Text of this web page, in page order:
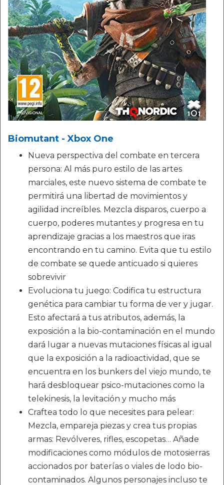
Biomutant - Xbox One
Nueva perspectiva del combate en tercera
persona: Al más puro estilo de las artes
marciales, este nuevo sistema de combate te
permitirá una libertad de movimientos y
agilidad increíbles. Mezcla disparos, cuerpo a
cuerpo, poderes mutantes y progresa en tu
aprendizaje gracias a los maestros que iras
encontrando en tu camino. Evita que tu estilo
de combate se quede anticuado si quieres
sobrevivir
Evoluciona tu juego: Codifica tu estructura
genética para cambiar tu forma de ver y jugar.
Esto afectará a tus atributos, además, la
exposición a la bio-contaminación en el mundo
dará lugar a nuevas mutaciones físicas al igual
que la exposición a la radioactividad, que se
encuentra en los bunkers del viejo mundo, te
hará desbloquear psico-mutaciones como la
telekinesis, la levitación y mucho más
Craftea todo lo que necesites para pelear:
Mezcla, empareja piezas y crea tus propias
armas: Revólveres, rifles, escopetas… Añade
modificaciones como módulos de motosierras
accionados por baterías o viales de lodo bio-
contaminados. Algunos personajes incluso te